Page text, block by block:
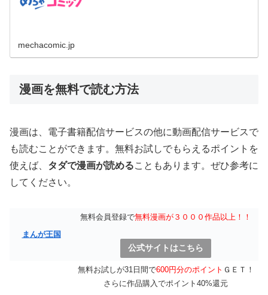
mechacomic.jp
漫画を無料で読む方法
漫画は、電子書籍配信サービスの他に動画配信サービスで
も読むことができます。無料お試しでもらえるポイントを
使えば、 タダで漫画が読めることもあります。ぜひ参考に
してください。
まんが王国
無料会員登録で無料漫画が３０００作品以上！！
公式サイトはこちら
無料お試しが31日間で600円分のポイント ＧＥＴ！
さらに作品購入でポイント40%還元